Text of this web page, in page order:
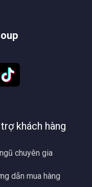
khách hàng
chuyên gia
dẫn mua hàng